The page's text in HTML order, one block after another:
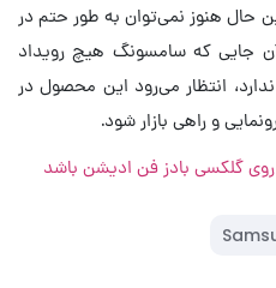
حال هنوز نمی‌توان به طور حتم در
جایی که سامسونگ هیچ رویداد
انتظار می‌رود این محصول در
و راهی بازار شود.
گلکسی بادز فن ادیشن باشد